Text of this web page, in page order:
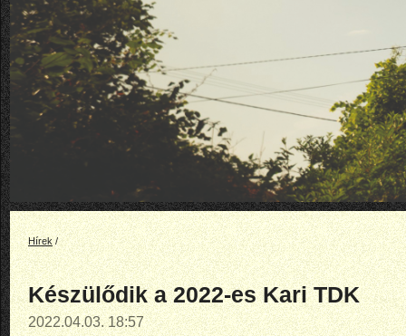
Hírek/
Készülődik a 2022-es Kari TDK
2022.04.03. 18:57